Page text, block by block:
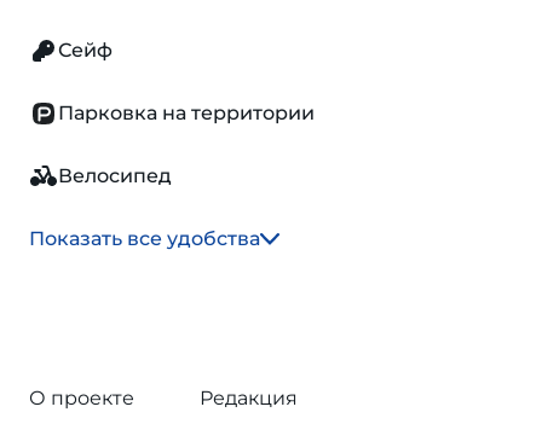
Сейф
Парковка на территории
Велосипед
Показать все удобства
О проекте
Редакция